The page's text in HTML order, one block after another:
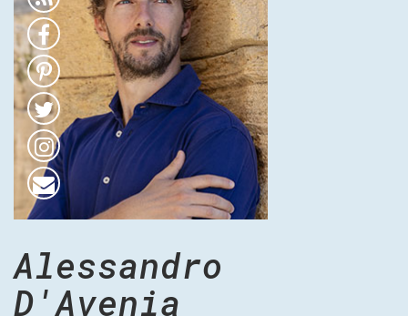
Alessandro
D'Avenia